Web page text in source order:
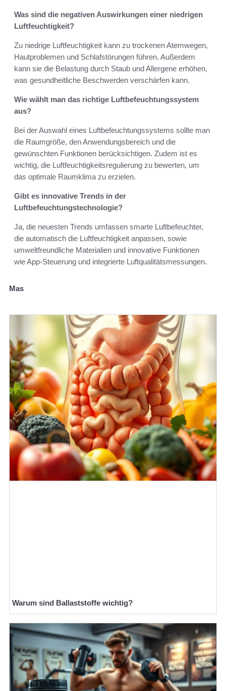
Was sind die negativen Auswirkungen einer niedrigen
Luftfeuchtigkeit?
Zu niedrige Luftfeuchtigkeit kann zu trockenen Atemwegen,
Hautproblemen und Schlafstörungen führen. Außerdem
kann sie die Belastung durch Staub und Allergene erhöhen,
was gesundheitliche Beschwerden verschärfen kann.
Wie wählt man das richtige Luftbefeuchtungssystem
aus?
Bei der Auswahl eines Luftbefeuchtungssystems sollte man
die Raumgröße, den Anwendungsbereich und die
gewünschten Funktionen berücksichtigen. Zudem ist es
wichtig, die Luftfeuchtigkeitsregulierung zu bewerten, um
das optimale Raumklima zu erzielen.
Gibt es innovative Trends in der
Luftbefeuchtungstechnologie?
Ja, die neuesten Trends umfassen smarte Luftbefeuchter,
die automatisch die Luftfeuchtigkeit anpassen, sowie
umweltfreundliche Materialien und innovative Funktionen
wie App-Steuerung und integrierte Luftqualitätsmessungen.
Mas
Warum sind Ballaststoffe wichtig?